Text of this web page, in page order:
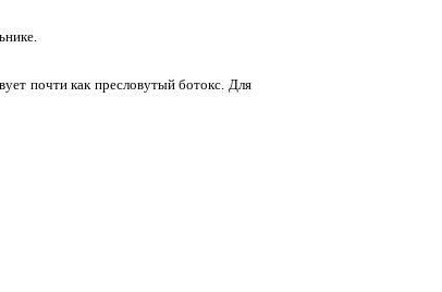
почти как пресловутый ботокс. Для